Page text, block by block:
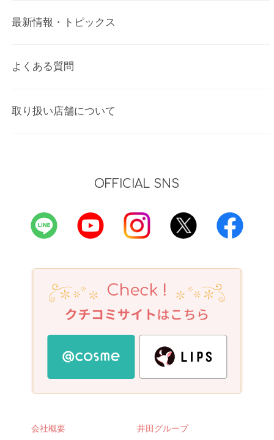
最新情報・トピックス
よくある質問
取り扱い店舗について
OFFICIAL SNS
会社概要 井田グループ